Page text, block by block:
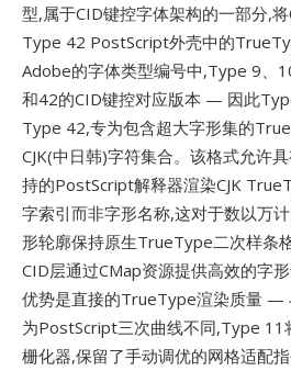
型,属于CID键控字体架构的一部分,
Type 42 PostScript外壳中的
Adobe的字体类型编号中,Type 9、
和42的CID键控对应版本 — 因此
Type 42,专为包含超大字形集的
CJK(中日韩)字符集合。该格式允许
持的PostScript解释器渲染CJK
字索引而非字形名称,这对于数以万
形轮廓保持原生TrueType二次样条
CID层通过CMap资源提供高效的字
优势是直接的TrueType渲染质量 —
为PostScript三次曲线不同,Type 11
栅化器,保留了手动调优的网格适配